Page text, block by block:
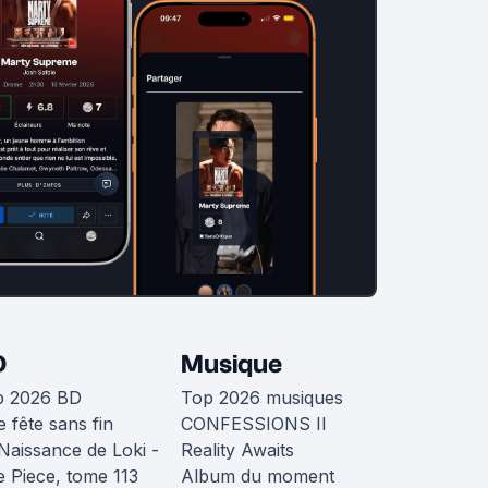
2026 BD
fête sans fin
de Loki -
Piece, tome 113
Musique
Top 2026 musiques
CONFESSIONS II
Reality Awaits
Album du moment